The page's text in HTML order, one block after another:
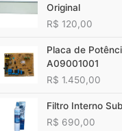
Original
R$ 120,00
Placa de
A09001001
R$ 1.450,00
Filtro Interno
R$ 690,00